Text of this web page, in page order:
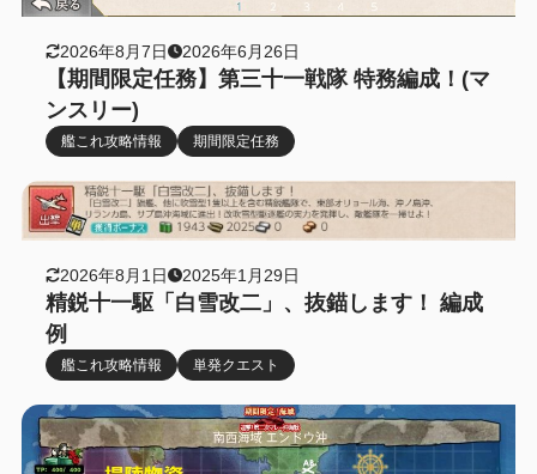
2026年8月7日 2026年6月26日
【期間限定任務】第三十一戦隊 特務編成！(マ
ンスリー)
艦これ攻略情報 期間限定任務
2026年8月1日 2025年1月29日
精鋭十一駆「白雪改二」、抜錨します！ 編成
例
艦これ攻略情報 単発クエスト